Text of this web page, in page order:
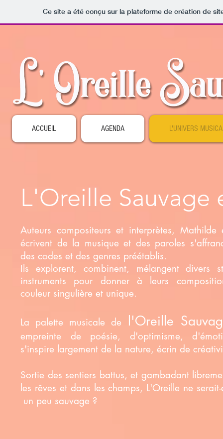
Ce site a été conçu sur la plateforme de création de
ACCUEIL AGENDA L'UNIVERS
L'Oreille Sauvage
Auteurs compositeurs et interprètes, Mathilde
écrivent de la musique et des paroles
des codes et des genres préétablis.
Ils explorent, combinent, mélangent divers
instruments pour donner à leurs
couleur singulière et unique.
La palette musicale de l'Oreille
empreinte de poésie, d'optimisme,
s'inspire largement de la nature, écrin de
Sortie des sentiers battus, et gambadant
les rêves et dans les champs, L'Oreille ne
un peu sauvage ?